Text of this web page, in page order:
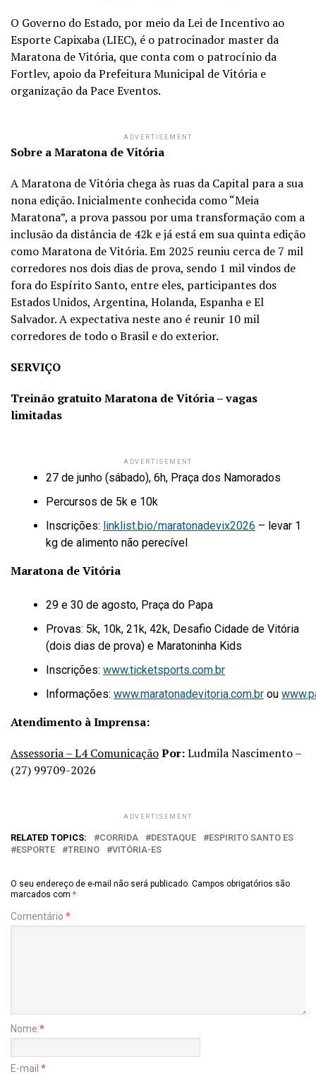
O Governo do Estado, por meio da Lei de Incentivo ao
Esporte Capixaba (LIEC), é o patrocinador master da
Maratona de Vitória, que conta com o patrocínio da
Fortlev, apoio da Prefeitura Municipal de Vitória e
organização da Pace Eventos.
ADVERTISEMENT
Sobre a Maratona de Vitória
A Maratona de Vitória chega às ruas da Capital para a sua
nona edição. Inicialmente conhecida como “Meia
Maratona”, a prova passou por uma transformação com a
inclusão da distância de 42k e já está em sua quinta edição
como Maratona de Vitória. Em 2025 reuniu cerca de 7 mil
corredores nos dois dias de prova, sendo 1 mil vindos de
fora do Espírito Santo, entre eles, participantes dos
Estados Unidos, Argentina, Holanda, Espanha e El
Salvador. A expectativa neste ano é reunir 10 mil
corredores de todo o Brasil e do exterior.
SERVIÇO
Treinão gratuito Maratona de Vitória – vagas
limitadas
ADVERTISEMENT
27 de junho (sábado), 6h, Praça dos Namorados
Percursos de 5k e 10k
Inscrições: linklist.bio/maratonadevix2026 – levar 1
kg de alimento não perecível
Maratona de Vitória
29 e 30 de agosto, Praça do Papa
Provas: 5k, 10k, 21k, 42k, Desafio Cidade de Vitória
(dois dias de prova) e Maratoninha Kids
Inscrições: www.ticketsports.com.br
Informações: www.maratonadevitoria.com.br ou
Atendimento à Imprensa:
Assessoria – L4 ComunicaçãoPor:Ludmila Nascimento –
(27) 99709-2026
ADVERTISEMENT
RELATED TOPICS: CORRIDA DESTAQUE
ESPIRITO SANTO ES
ESPORTE
TREINO VITÓRIA-ES
O seu endereço de e-mail não será publicado. Campos obrigatórios são
marcados com *
Comentário *
Nome *
E-mail *